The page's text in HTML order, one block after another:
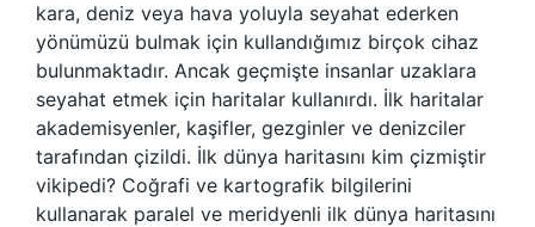
kara, deniz veya hava yoluyla seyahat ederken
yönümüzü bulmak için kullandığımız birçok cihaz
bulunmaktadır. Ancak geçmişte insanlar uzaklara
seyahat etmek için haritalar kullanırdı. İlk haritalar
akademisyenler, kaşifler, gezginler ve denizciler
tarafından çizildi. İlk dünya haritasını kim çizmiştir
vikipedi? Coğrafi ve kartografik bilgilerini
kullanarak paralel ve meridyenli ilk dünya haritasını